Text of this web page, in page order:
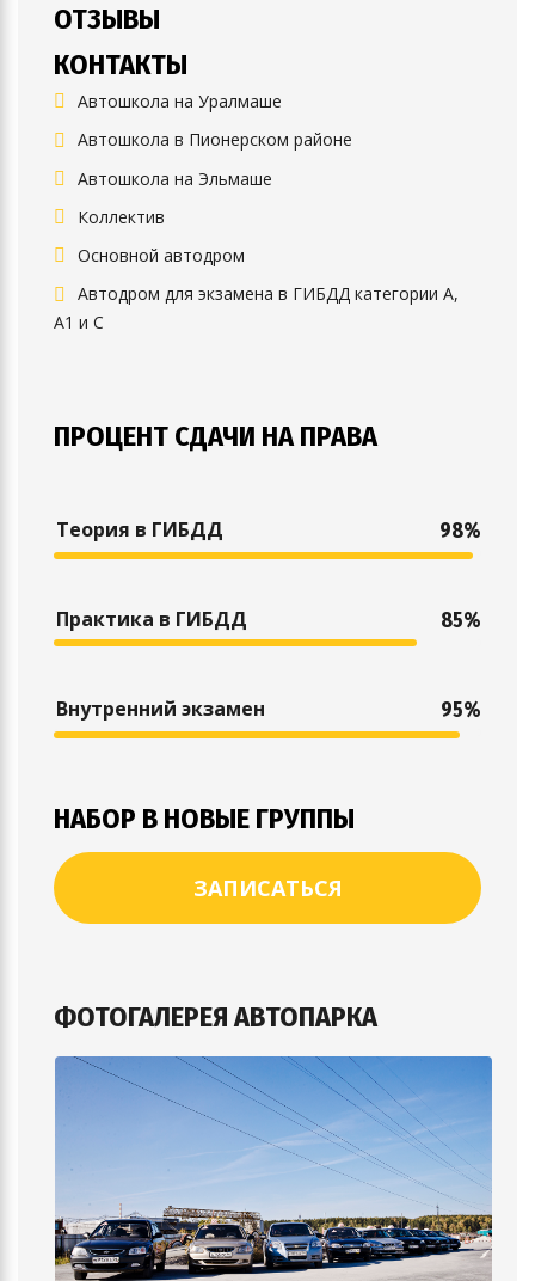
ОТЗЫВЫ
КОНТАКТЫ
Автошкола на Уралмаше
Автошкола в Пионерском районе
Автошкола на Эльмаше
Коллектив
Основной автодром
Автодром для экзамена в ГИБДД категории А,
А1 и С
ПРОЦЕНТ СДАЧИ НА ПРАВА
Теория в ГИБДД 98%
Практика в ГИБДД 85%
Внутренний экзамен 95%
НАБОР В НОВЫЕ ГРУППЫ
ЗАПИСАТЬСЯ
ФОТОГАЛЕРЕЯ АВТОПАРКА